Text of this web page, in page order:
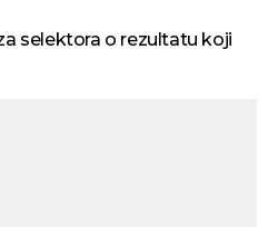
selektora o rezultatu koji